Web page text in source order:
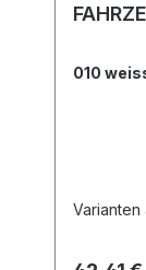
010
Varianten